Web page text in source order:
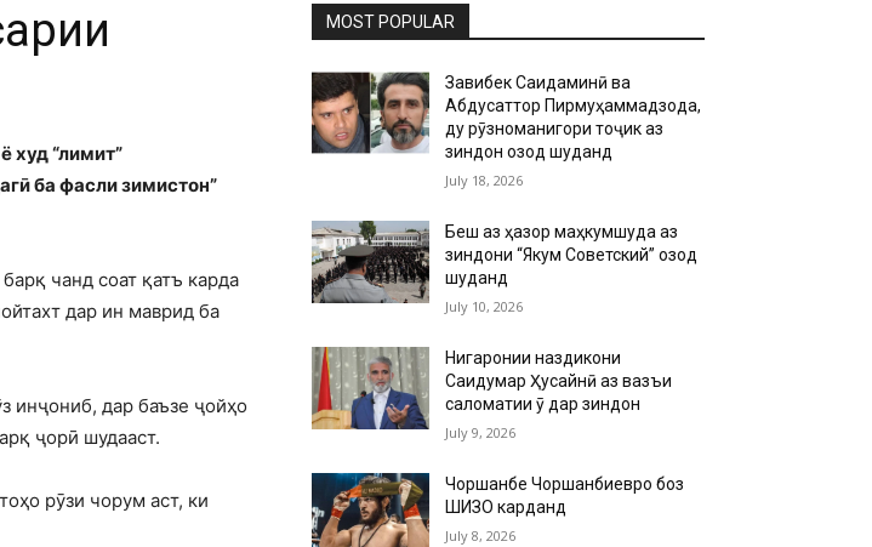
худ “лимит”
ба фасли зимистон”
чанд соат қатъ карда
дар ин маврид ба
инҷониб, дар баъзе ҷойҳо
ҷорӣ шудааст.
рӯзи чорум аст, ки
MOST POPULAR
Завқибек Саидаминӣ ва
Абдусаттор Пирмуҳаммадзода,
ду рӯзноманигори тоҷик аз
зиндон озод шуданд
July 18, 2026
Беш аз ҳазор маҳкумшуда аз
зиндони “Якум Советский” озод
шуданд
July 10, 2026
Нигаронии наздикони
Саидумар Ҳусайнӣ аз вазъи
саломатии ӯ дар зиндон
July 9, 2026
Чоршанбе Чоршанбиевро боз
ШИЗО карданд
July 8, 2026